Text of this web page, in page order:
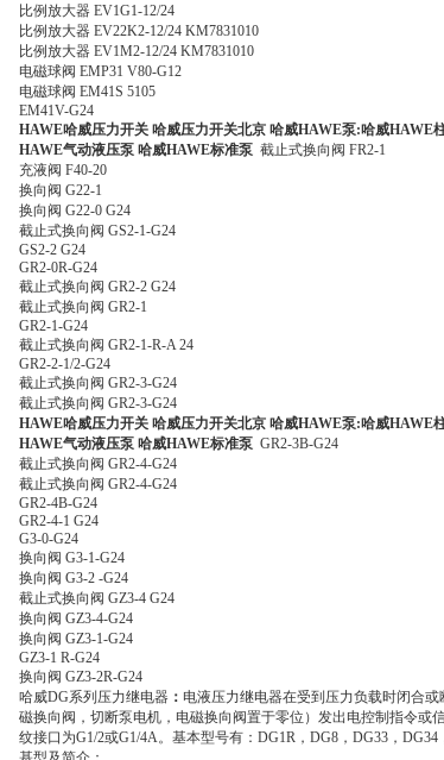
比例放大器 EV1G1-12/24
比例放大器 EV22K2-12/24 KM7831010
比例放大器 EV1M2-12/24 KM7831010
电磁球阀 EMP31 V80-G12
电磁球阀 EM41S 5105
EM41V-G24
HAWE哈威压力开关 哈威压力开关北京 哈威HAWE泵:哈威
HAWE气动液压泵 哈威HAWE标准泵 截止式换向阀 FR2-1
充液阀 F40-20
换向阀 G22-1
换向阀 G22-0 G24
截止式换向阀 GS2-1-G24
GS2-2 G24
GR2-0R-G24
截止式换向阀 GR2-2 G24
截止式换向阀 GR2-1
GR2-1-G24
截止式换向阀 GR2-1-R-A 24
GR2-2-1/2-G24
截止式换向阀 GR2-3-G24
截止式换向阀 GR2-3-G24
HAWE哈威压力开关 哈威压力开关北京 哈威HAWE泵:哈威
HAWE气动液压泵 哈威HAWE标准泵 GR2-3B-G24
截止式换向阀 GR2-4-G24
截止式换向阀 GR2-4-G24
GR2-4B-G24
GR2-4-1 G24
G3-0-G24
换向阀 G3-1-G24
换向阀 G3-2 -G24
截止式换向阀 GZ3-4 G24
换向阀 GZ3-4-G24
换向阀 GZ3-1-G24
GZ3-1 R-G24
换向阀 GZ3-2R-G24
哈威DG系列压力继电器 ： 电液压力继电器在受到压力负载时闭合
磁换向阀，切断泵电机，电磁换向阀置于零位）发出电控制指令或
纹接口为G1/2或G1/4A。基本型号有：DG1R，DG8，DG33，DG34